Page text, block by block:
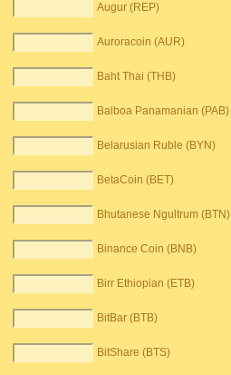
Augur (REP)
Auroracoin (AUR)
Baht Thai (THB)
Balboa Panamanian (PAB)
Belarusian Ruble (BYN)
BetaCoin (BET)
Bhutanese Ngultrum (BTN)
Binance Coin (BNB)
Birr Ethiopian (ETB)
BitBar (BTB)
BitShare (BTS)